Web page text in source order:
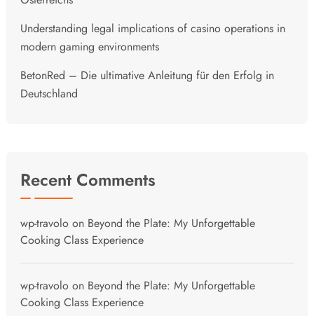
Understanding legal implications of casino operations in
modern gaming environments
BetonRed – Die ultimative Anleitung für den Erfolg in
Deutschland
Recent Comments
wp-travolo on Beyond the Plate: My Unforgettable
Cooking Class Experience
wp-travolo on Beyond the Plate: My Unforgettable
Cooking Class Experience